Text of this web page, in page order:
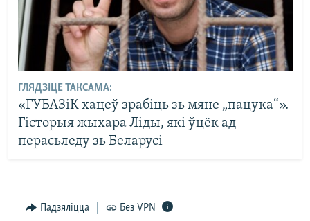
ГЛЯДЗІЦЕ ТАКСАМА:
«ГУБАЗіК хацеў зрабіць зь мяне „пацука“».
Гісторыя жыхара Ліды, які ўцёк ад
перасьледу зь Беларусі
Падзяліцца Без VPN